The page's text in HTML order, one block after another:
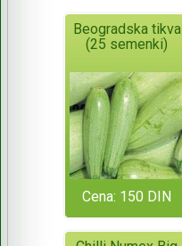
Beogradska tikva
(25 semenki)
Cena: 150 DIN